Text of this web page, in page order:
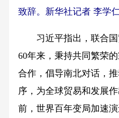
致辞。新华社记者 李学
习近平指出，联合国
60年来，秉持共同繁荣
合作，倡导南北对话，
序，为全球贸易和发展
前，世界百年变局加速